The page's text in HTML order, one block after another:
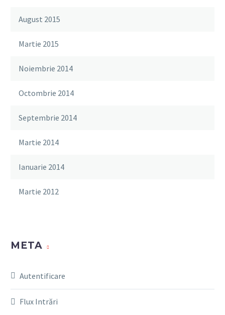
August 2015
Martie 2015
Noiembrie 2014
Octombrie 2014
Septembrie 2014
Martie 2014
Ianuarie 2014
Martie 2012
META
Autentificare
Flux Intrări